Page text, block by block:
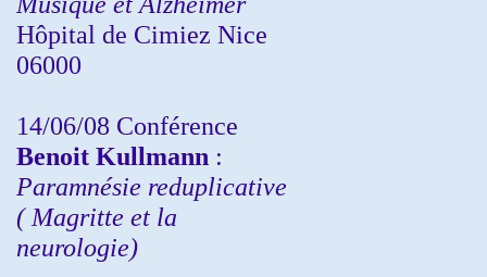
Hôpital de Cimiez Nice
06000
14/06/08 Conférence
Benoit Kullmann :
Paramnésie reduplicative
( Magritte et la
neurologie)